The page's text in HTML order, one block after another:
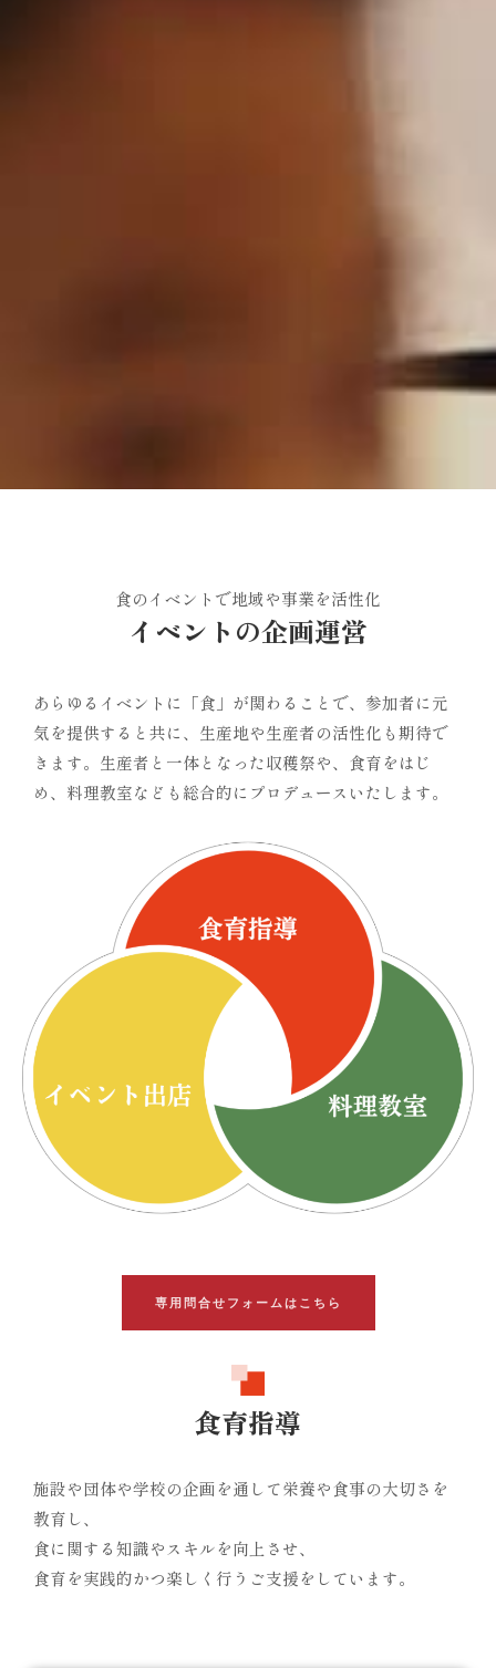
食のイベントで地域や事業を活性化
イベントの企画運営
あらゆるイベントに「食」が関わることで、参加者に元
気を提供すると共に、生産地や生産者の活性化も期待で
きます。生産者と一体となった収穫祭や、食育をはじ
め、料理教室なども総合的にプロデュースいたします。
専用問合せフォームはこちら
食育指導
施設や団体や学校の企画を通して栄養や食事の大切さを
教育し、
食に関する知識やスキルを向上させ、
食育を実践的かつ楽しく行うご支援をしています。